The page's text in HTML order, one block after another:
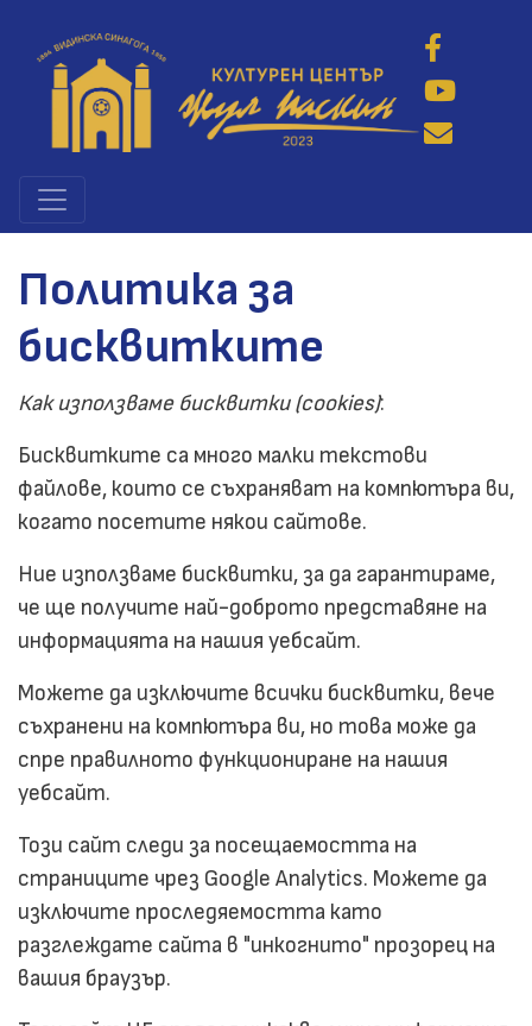
основното
съдържание
Политика за
бисквитките
Как използваме бисквитки (cookies):
Бисквитките са много малки текстови
файлове, които се съхраняват на компютъра ви,
когато посетите някои сайтове.
Ние използваме бисквитки, за да гарантираме,
че ще получите най-доброто представяне на
информацията на нашия уебсайт.
Можете да изключите всички бисквитки, вече
съхранени на компютъра ви, но това може да
спре правилното функциониране на нашия
уебсайт.
Този сайт следи за посещаемостта на
страниците чрез Google Analytics. Можете да
изключите проследяемостта като
разглеждате сайта в "инкогнито" прозорец на
вашия браузър.